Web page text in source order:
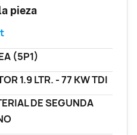
pieza
(5P1)
1.9 LTR. - 77 KW TDI
DE SEGUNDA